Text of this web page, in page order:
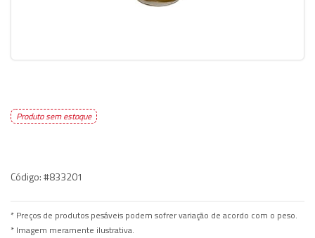
Produto sem estoque
Código:#833201
* Preços de produtos pesáveis podem sofrer variação de acordo com o peso.
* Imagem meramente ilustrativa.